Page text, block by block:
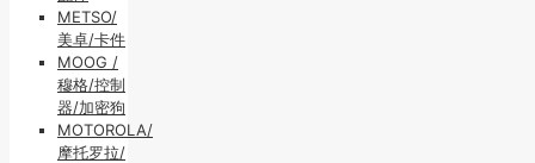
METSO/
美卓/卡件
MOOG /
穆格/控制
器/加密狗
MOTOROLA/
摩托罗拉/